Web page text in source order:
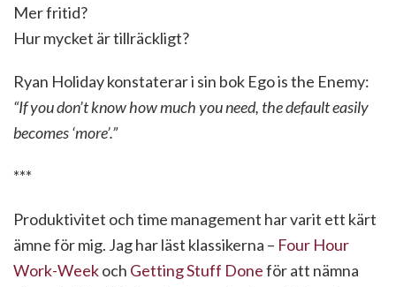
Mer fritid?
Hur mycket är tillräckligt?
Ryan Holiday konstaterar i sin bok Ego is the Enemy:
“If you don’t know how much you need, the default easily
becomes ‘more’.”
***
Produktivitet och time management har varit ett kärt
ämne för mig. Jag har läst klassikerna – Four Hour
Work-Weekoch Getting Stuff Doneför att nämna